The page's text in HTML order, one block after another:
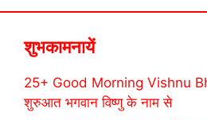
शुभकामनायें
25+ Good Morning Vishnu
शुरुआत भगवान विष्णु के नाम से